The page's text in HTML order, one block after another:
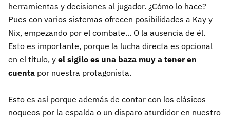
herramientas y decisiones al jugador. ¿Cómo lo hace?
Pues con varios sistemas ofrecen posibilidades a Kay y
Nix, empezando por el combate... O la ausencia de él.
Esto es importante, porque la lucha directa es opcional
en el título, y el sigilo es una baza muy a tener en
cuenta por nuestra protagonista.
Esto es así porque además de contar con los clásicos
noqueos por la espalda o un disparo aturdidor en nuestro